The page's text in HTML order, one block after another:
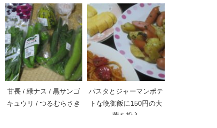
甘長 / 緑ナス / 黒サンゴ
キュウリ / つるむらさき
パスタとジャーマンポテ
トな晩御飯に150円の大
葉を投入